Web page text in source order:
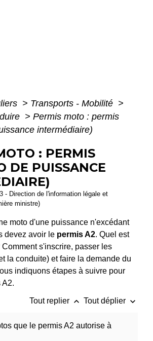
> Transports - Mobilité >
> Permis moto : permis
intermédiaire)
: PERMIS
DE PUISSANCE
- Direction de l'information légale et
ministre)
moto d'une puissance n'excédant
devez avoir le permis A2. Quel est
Comment s'inscrire, passer les
la conduite) et faire la demande du
indiquons étapes à suivre pour
A2.
Tout replier keyboard_arrow_up Tout déplier keyboard_arrow_down
que le permis A2 autorise à